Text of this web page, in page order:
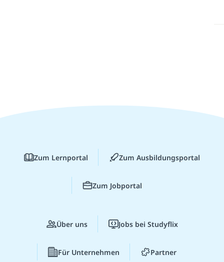
Zum Lernportal Zum Ausbildungsportal
Zum Jobportal
Über uns Jobs bei Studyflix
Für Unternehmen Partner